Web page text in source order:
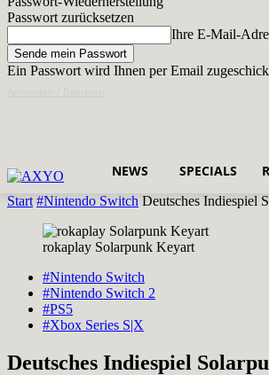
Passwort zurücksetzen
Ihre E-Mail-
Ein Passwort wird Ihnen per Email
NEWS SPECIALS
Start #Nintendo Switch Deutsches Indiespiel
rokaplay Solarpunk Keyart
#Nintendo Switch
#Nintendo Switch 2
#PS5
#Xbox Series S|X
Deutsches Indiespiel